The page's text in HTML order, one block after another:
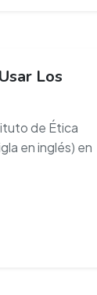
Los
de Ética
en inglés) en